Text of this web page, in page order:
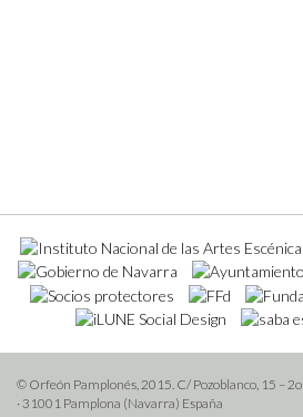
© Orfeón Pamplonés, 2015. C/ Pozoblanco, 15 – 2o
· 31001 Pamplona (Navarra) España